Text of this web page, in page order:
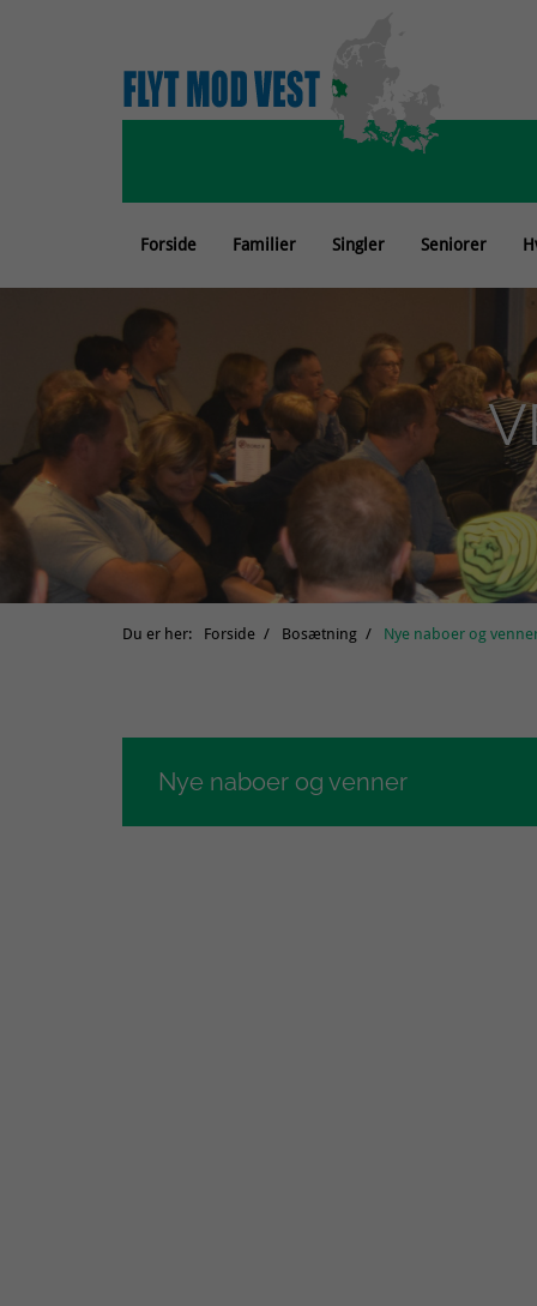
Forside Familier Singler Seniorer
Du er her: Forside Bosætning Nye naboer og
Nye naboer og venner